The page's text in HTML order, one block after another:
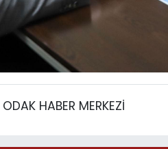
ODAK HABER MERKEZİ